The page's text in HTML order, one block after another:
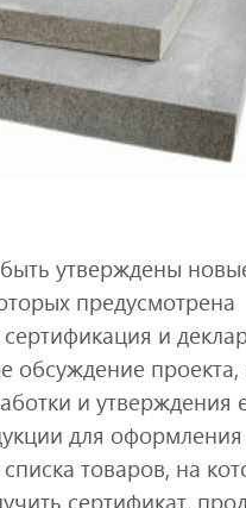
утверждены
предусмотрена
сертификация и
обсуждение проекта,
и утверждения
для оформления
товаров, на
сертификат,